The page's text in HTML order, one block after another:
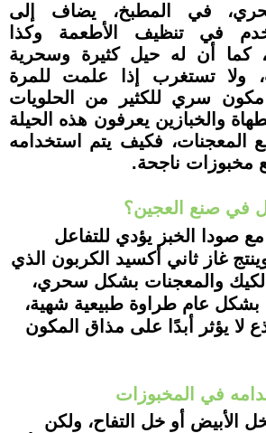
في المطبخ، يضاف إلى
في تنظيف الأطعمة وكذا
كما أن له حيل كثيرة وسحرية
ولا تستغرب إذا علمت للمرة
مكون سري للكثير من الحلويات
والخبازين يعرفون هذه الحيلة
المعجنات، فكيف يتم استخدامه
ناجحة.
في صنع العجين؟
صودا الخبز يؤدي للتفاعل
وينتج غاز ثاني أكسيد الكربون الذي
والمعجنات بشكل سحري،
عام طراوة طبيعية شهية،
لا يؤثر أبدًا على مذاق المكون
في المخبوزات
الأبيض أو خل التفاح، ولكن